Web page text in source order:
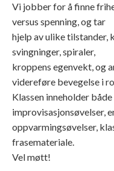
Vi jobber for å finne
versus spenning, og tar
hjelp av ulike tilstander,
svingninger, spiraler,
kroppens egenvekt, og
videreføre bevegelse i
Klassen inneholder
improvisasjonsøvelser,
oppvarmingsøvelser,
frasemateriale.
Vel møtt!